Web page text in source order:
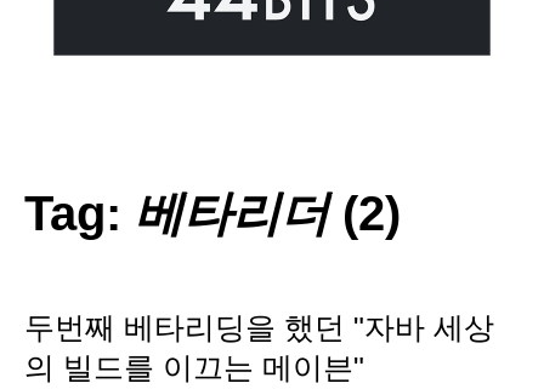
Tag: 베타리더(2)
두번째 베타리딩을 했던 "자바 세상
의 빌드를 이끄는 메이븐"